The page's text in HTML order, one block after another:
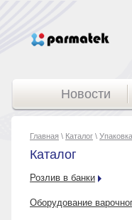
Новости
Главная \ Каталог \ Упаковка
Каталог
Розлив в банки
Оборудование